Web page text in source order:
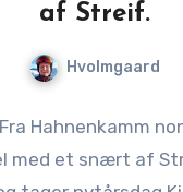
af Streif.
Hvolmgaard
Hahnenkamm
med et snært af